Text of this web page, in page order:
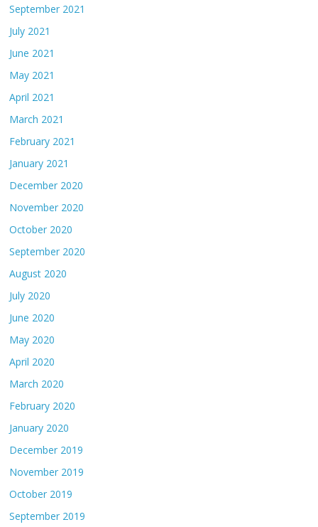
September 2021
July 2021
June 2021
May 2021
April 2021
March 2021
February 2021
January 2021
December 2020
November 2020
October 2020
September 2020
August 2020
July 2020
June 2020
May 2020
April 2020
March 2020
February 2020
January 2020
December 2019
November 2019
October 2019
September 2019